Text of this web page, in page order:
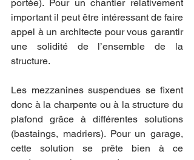
portée). Pour un chantier relativement
important il peut être intéressant de faire
appel à un architecte pour vous garantir
une solidité de l’ensemble de la
structure.
Les mezzanines suspendues se fixent
donc à la charpente ou à la structure du
plafond grâce à différentes solutions
(bastaings, madriers). Pour un garage,
cette solution se prête bien à ce